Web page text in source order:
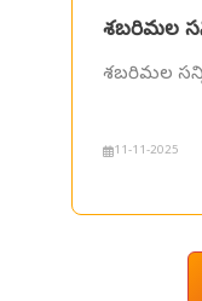
శబరిమల
శబరిమల
11-11-2025